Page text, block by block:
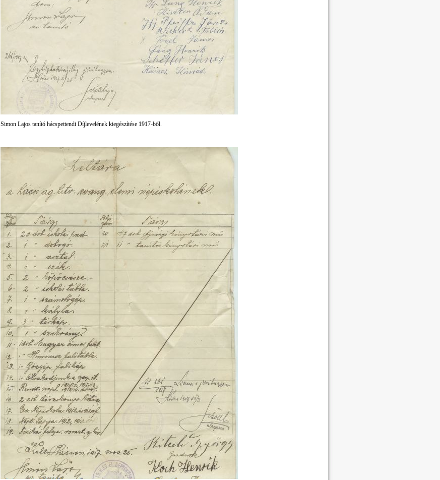
Simon Lajos tanító hácspettendi Díjlevelének kiegészítése 1917-ből.